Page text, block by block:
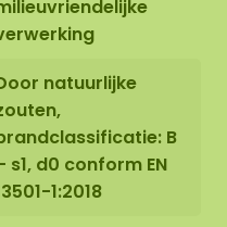
zorg, speciaal voor
gemaakt in Asten,
natuurlijke
B
s1, d0 conform EN
1:2018